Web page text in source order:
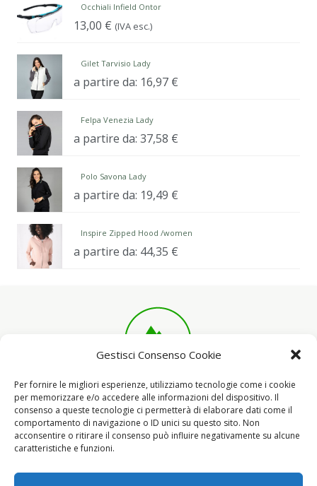
Gestisci Consenso Cookie
Per fornire le migliori esperienze, utilizziamo tecnologie come i cookie
per memorizzare e/o accedere alle informazioni del dispositivo. Il
consenso a queste tecnologie ci permetterà di elaborare dati come il
comportamento di navigazione o ID unici su questo sito. Non
acconsentire o ritirare il consenso può influire negativamente su alcune
caratteristiche e funzioni.
Occhiali Infield Ontor
13,00 € (IVA esc.)
Gilet Tarvisio Lady
a partire da: 16,97 €
Felpa Venezia Lady
a partire da: 37,58 €
Polo Savona Lady
a partire da: 19,49 €
Inspire Zipped Hood /women
a partire da: 44,35 €
INFORMAZIONI
Condizioni di vendita
Cookies